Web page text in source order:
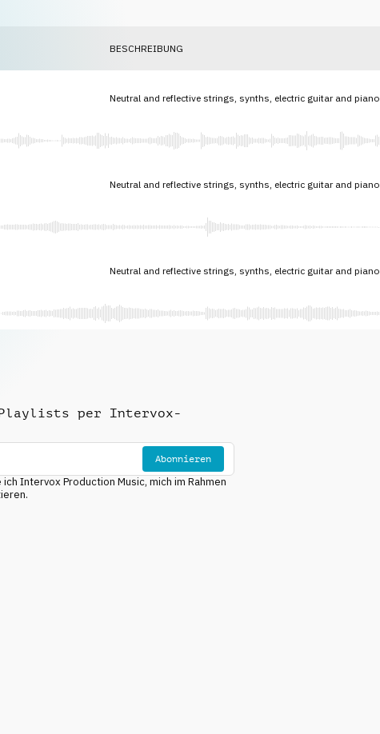
BESCHREIBUNG
Neutral and reflective strings, synths, electric guitar and piano
Neutral and reflective strings, synths, electric guitar and piano
Neutral and reflective strings, synths, electric guitar and piano
per Intervox-
Abonnieren
Intervox Production Music, mich im Rahmen